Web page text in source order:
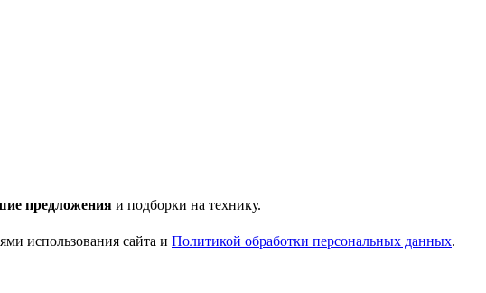
предложения и подборки на технику.
использования сайта и Политикой обработки персональных данных.